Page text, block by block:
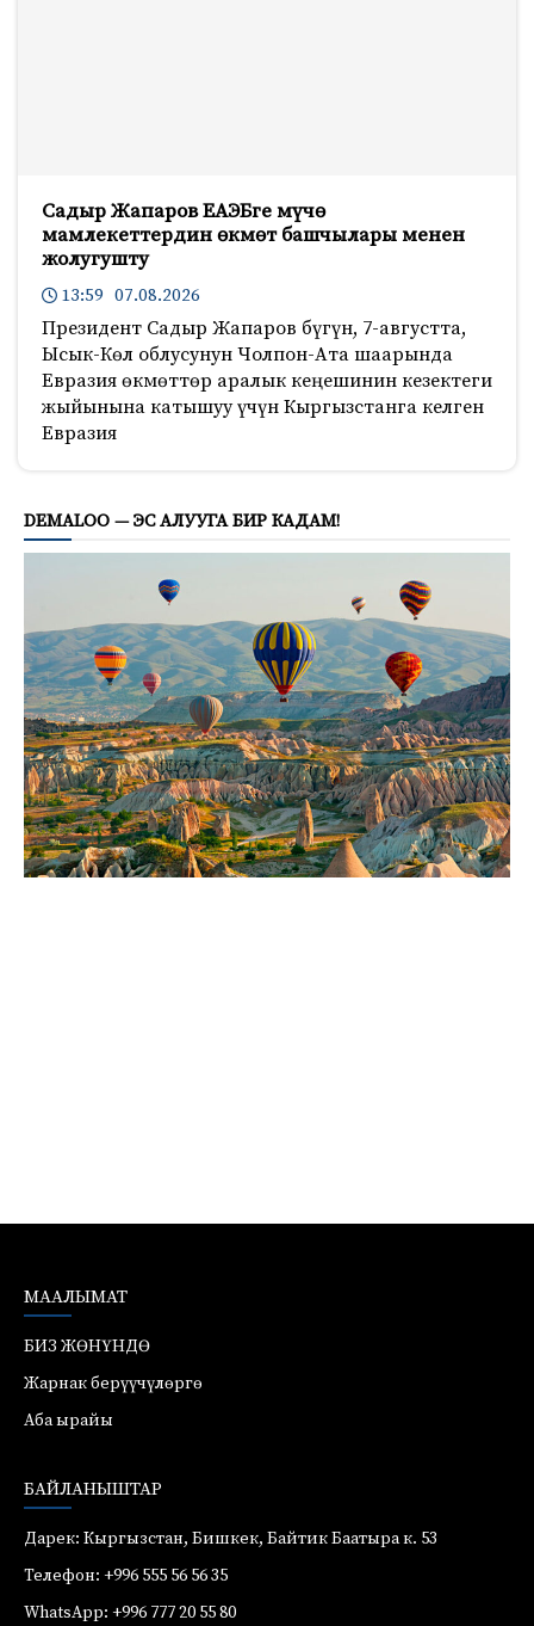
Садыр Жапаров ЕАЭБге мүчө
мамлекеттердин өкмөт башчылары менен
жолугушту
13:59 07.08.2026
Президент Садыр Жапаров бүгүн, 7-августта,
Ысык-Көл облусунун Чолпон-Ата шаарында
Евразия өкмөттөр аралык кеңешинин кезектеги
жыйынына катышуу үчүн Кыргызстанга келген
Евразия
DEMALOO — ЭС АЛУУГА БИР КАДАМ!
МААЛЫМАТ
БИЗ ЖӨНҮНДӨ
Жарнак берүүчүлөргө
Аба ырайы
БАЙЛАНЫШТАР
Дарек: Кыргызстан, Бишкек, Байтик Баатыра к. 53
Телефон: +996 555 56 56 35
WhatsApp: +996 777 20 55 80